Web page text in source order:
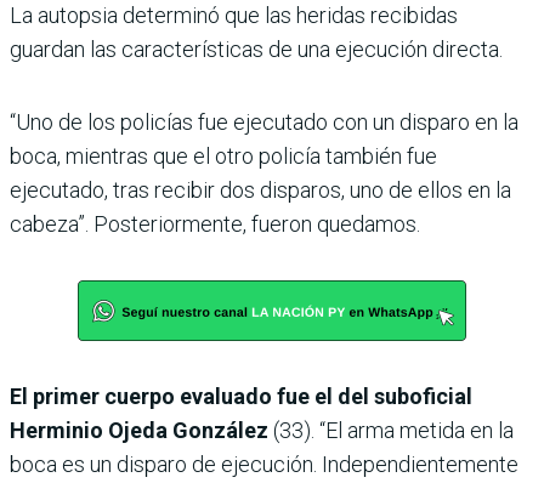
La autopsia determinó que las heridas recibidas
guardan las características de una ejecución directa.
“Uno de los policías fue ejecutado con un disparo en la
boca, mientras que el otro policía también fue
ejecutado, tras recibir dos disparos, uno de ellos en la
cabeza”. Posteriormente, fueron quedamos.
El primer cuerpo evaluado fue el del suboficial
Herminio Ojeda González (33). “El arma metida en la
boca es un disparo de ejecución. Independientemente